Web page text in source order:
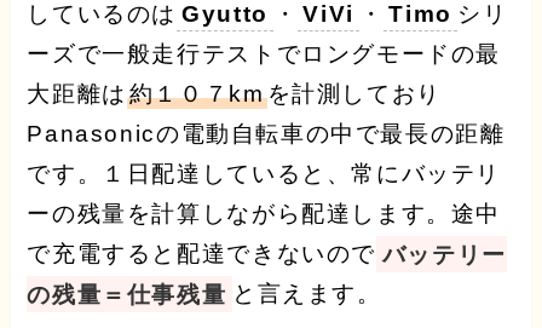
しているのは Gyutto ・ ViVi ・ Timo シリ
ーズで一般走行テストでロングモードの最
大距離は 約１０７kmを計測しており
Panasonicの電動自転車の中で最長の距離
です。１日配達していると、常にバッテリ
ーの残量を計算しながら配達します。途中
で充電すると配達できないので バッテリー
の残量＝仕事残量 と言えます。